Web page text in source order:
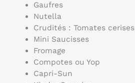
Gaufres
Nutella
Crudités : Tomates cerises
Mini Saucisses
Fromage
Compotes ou Yop
Capri-Sun